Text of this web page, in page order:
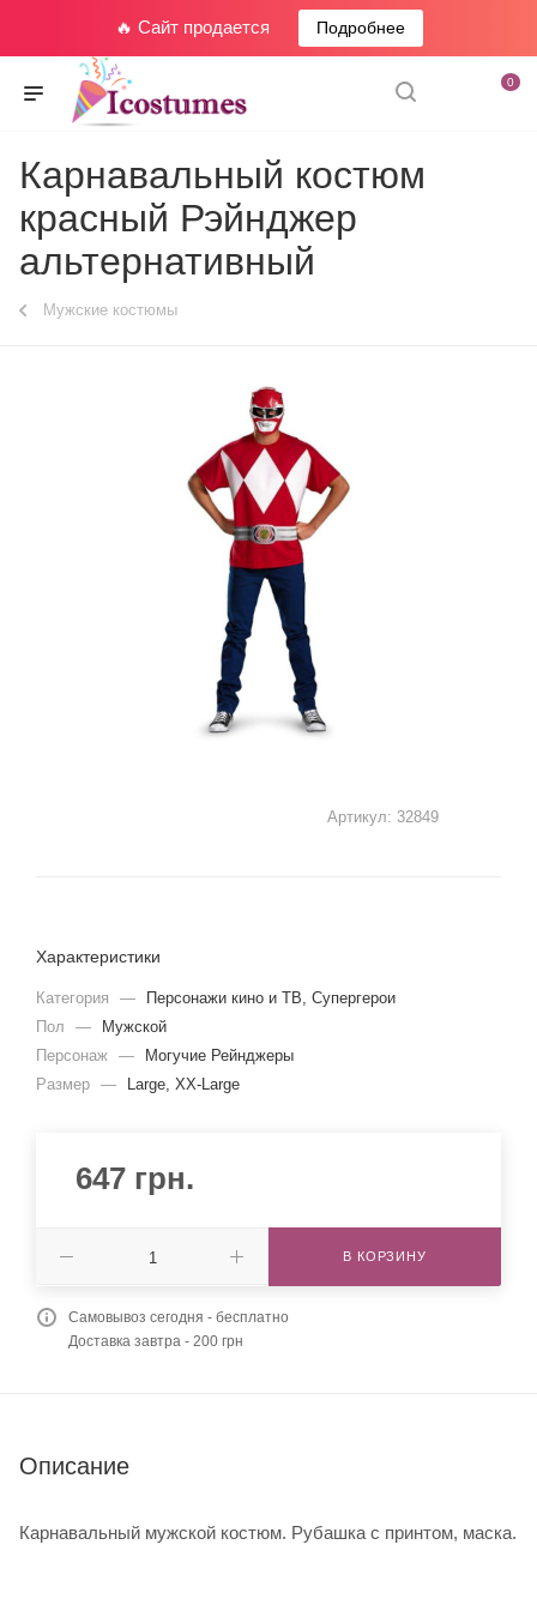
🔥 Сайт продается Подробнее
0
Карнавальный костюм
красный Рэйнджер
альтернативный
Мужские костюмы
Артикул: 32849
Характеристики
Категория —
Персонажи кино и ТВ, Супергерои
Пол
—
Мужской
Персонаж —
Могучие Рейнджеры
Размер — Large, XX-Large
647 грн.
В КОРЗИНУ
Самовывоз сегодня - бесплатно
Доставка завтра - 200 грн
Описание
Карнавальный мужской костюм. Рубашка с принтом, маска.